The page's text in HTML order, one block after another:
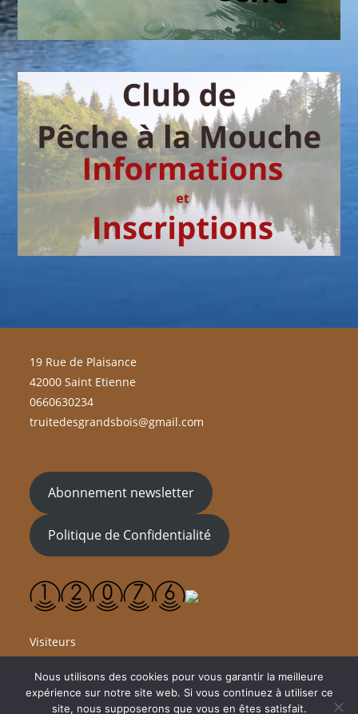
19 Rue de Plaisance
42000 Saint Etienne
0660630234
truitedesgrandsbois@gmail.com
Abonnement newsletter
Politique de Confidentialité
Visiteurs
Nous utilisons des cookies pour vous garantir la meilleure
expérience sur notre site web. Si vous continuez à utiliser ce
site, nous supposerons que vous en êtes satisfait.